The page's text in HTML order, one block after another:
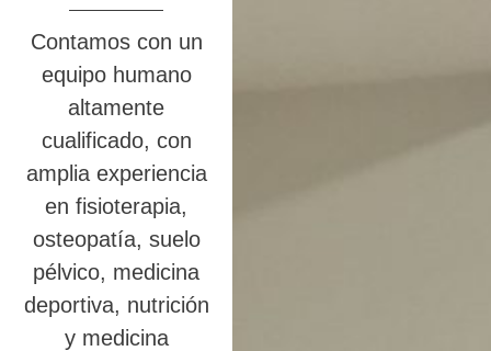
Contamos con un
equipo humano
altamente
cualificado, con
amplia experiencia
en fisioterapia,
osteopatía, suelo
pélvico, medicina
deportiva, nutrición
y medicina